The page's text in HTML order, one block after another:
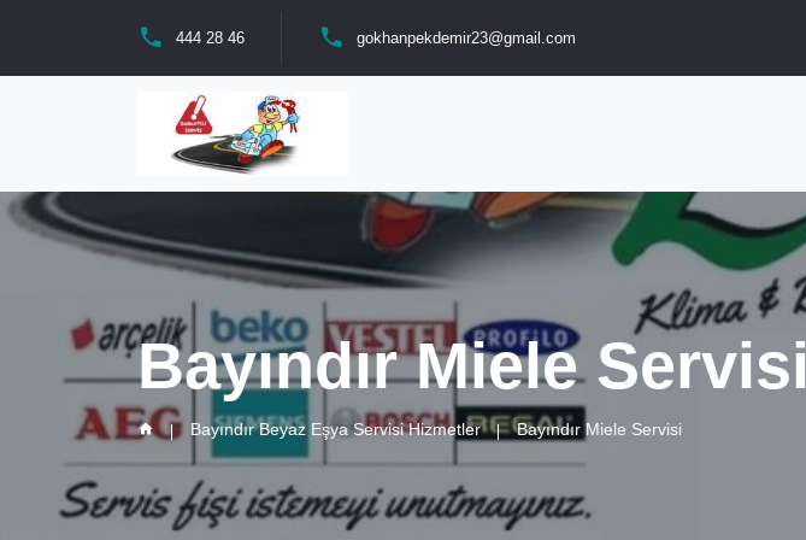
444 28 46 gokhanpekdemir23@gmail.com
Bayındır Miele Servisi
Bayındır Beyaz Eşya Servisi Hizmetler Bayındır Miele Servisi